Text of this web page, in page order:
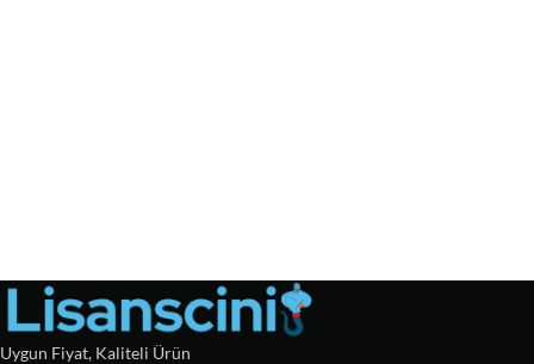
Uygun Fiyat, Kaliteli Ürün